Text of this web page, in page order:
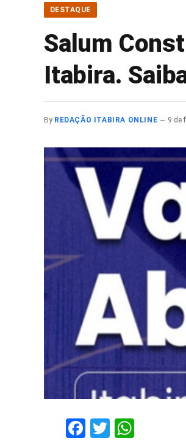
DESTAQUE
Salum
Itabira.
By REDAÇÃO ITABIRA ONLINE 9 de
Facebook
Twitter